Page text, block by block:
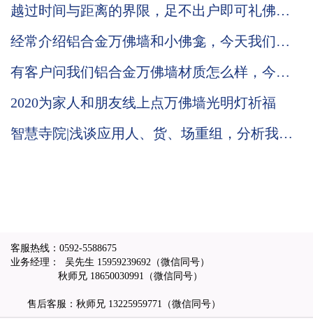
越过时间与距离的界限，足不出户即可礼佛敬
经常介绍铝合金万佛墙和小佛龛，今天我们来
有客户问我们铝合金万佛墙材质怎么样，今天
2020为家人和朋友线上点万佛墙光明灯祈福
智慧寺院|浅谈应用人、货、场重组，分析我们
客服热线： 0592-5588675
业务经理： 吴先生 15959239692 （微信同号）
秋师兄 18650030991 （微信同号）
售后客服：秋师兄 13225959771 （微信同号）